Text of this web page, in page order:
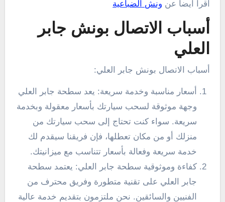
اقرا ايضا عن ونش الضباعية
أسباب الاتصال بونش جابر
العلي
أسباب الاتصال بونش جابر العلي:
أسعار مناسبة وخدمة سريعة: يعد سطحة جابر العلي
وجهة موثوقة لسحب سيارتك بأسعار معقولة وبخدمة
سريعة. سواء كنت تحتاج إلى سحب سيارتك من
منزلك أو من مكان تعطلها، فإن فريقنا سيقدم لك
خدمة سريعة وفعالة بأسعار تتناسب مع ميزانيتك.
كفاءة وموثوقية سطحة جابر العلي: يعتمد سطحة
جابر العلي على تقنية متطورة وفريق محترف من
الفنيين والسائقين. نحن ملتزمون بتقديم خدمة عالية